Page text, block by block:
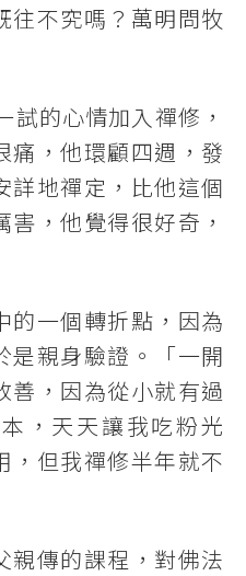
往不究嗎？萬明問牧
試的心情加入禪修，
痛，他環顧四週，發
詳地禪定，比他這個
，他覺得很好奇，
的一個轉折點，因為
是親身驗證。「一開
善，因為從小就有過
，天天讓我吃粉光
，但我禪修半年就不
親傳的課程，對佛法